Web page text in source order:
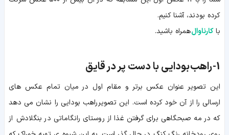
کرده بودند، آشنا کنیم.
باکارناوالهمراه باشید.
1- راهب بودایی با دست پر در قایق
این تصویر عنوان عکس برتر و مقام اول در میان تمام عکس های
ارسالی را از آن خود کرده است. این تصویر راهب بودایی را نشان می دهد
که در مه صبحگاهی برای گرفتن غذا از روستای رانگاماتی در بنگلادش از